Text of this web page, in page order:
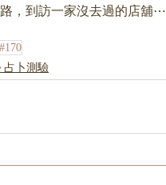
，到訪一家沒去過的店
#170
占卜測驗